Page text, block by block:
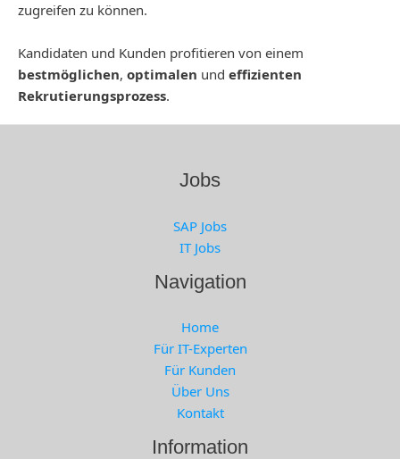
zugreifen zu können.
Kandidaten und Kunden profitieren von einem
bestmöglichen, optimalen und effizienten
Rekrutierungsprozess.
Jobs
SAP Jobs
IT Jobs
Navigation
Home
Für IT-Experten
Für Kunden
Über Uns
Kontakt
Information